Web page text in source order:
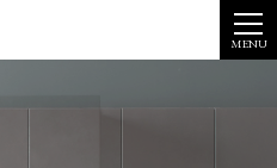
MENU